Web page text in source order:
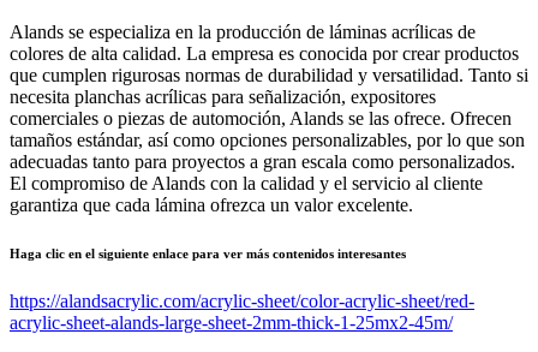
Alands se especializa en la producción de láminas acrílicas de
colores de alta calidad. La empresa es conocida por crear productos
que cumplen rigurosas normas de durabilidad y versatilidad. Tanto si
necesita planchas acrílicas para señalización, expositores
comerciales o piezas de automoción, Alands se las ofrece. Ofrecen
tamaños estándar, así como opciones personalizables, por lo que son
adecuadas tanto para proyectos a gran escala como personalizados.
El compromiso de Alands con la calidad y el servicio al cliente
garantiza que cada lámina ofrezca un valor excelente.
Haga clic en el siguiente enlace para ver más contenidos interesantes
https://alandsacrylic.com/acrylic-sheet/color-acrylic-sheet/red-
acrylic-sheet-alands-large-sheet-2mm-thick-1-25mx2-45m/